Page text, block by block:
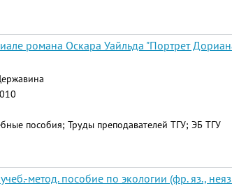
романа Оскара Уайльда "Портрет
пособия; Труды преподавателей ТГУ; ЭБ ТГУ
метод. пособие по экологии (фр. яз.,